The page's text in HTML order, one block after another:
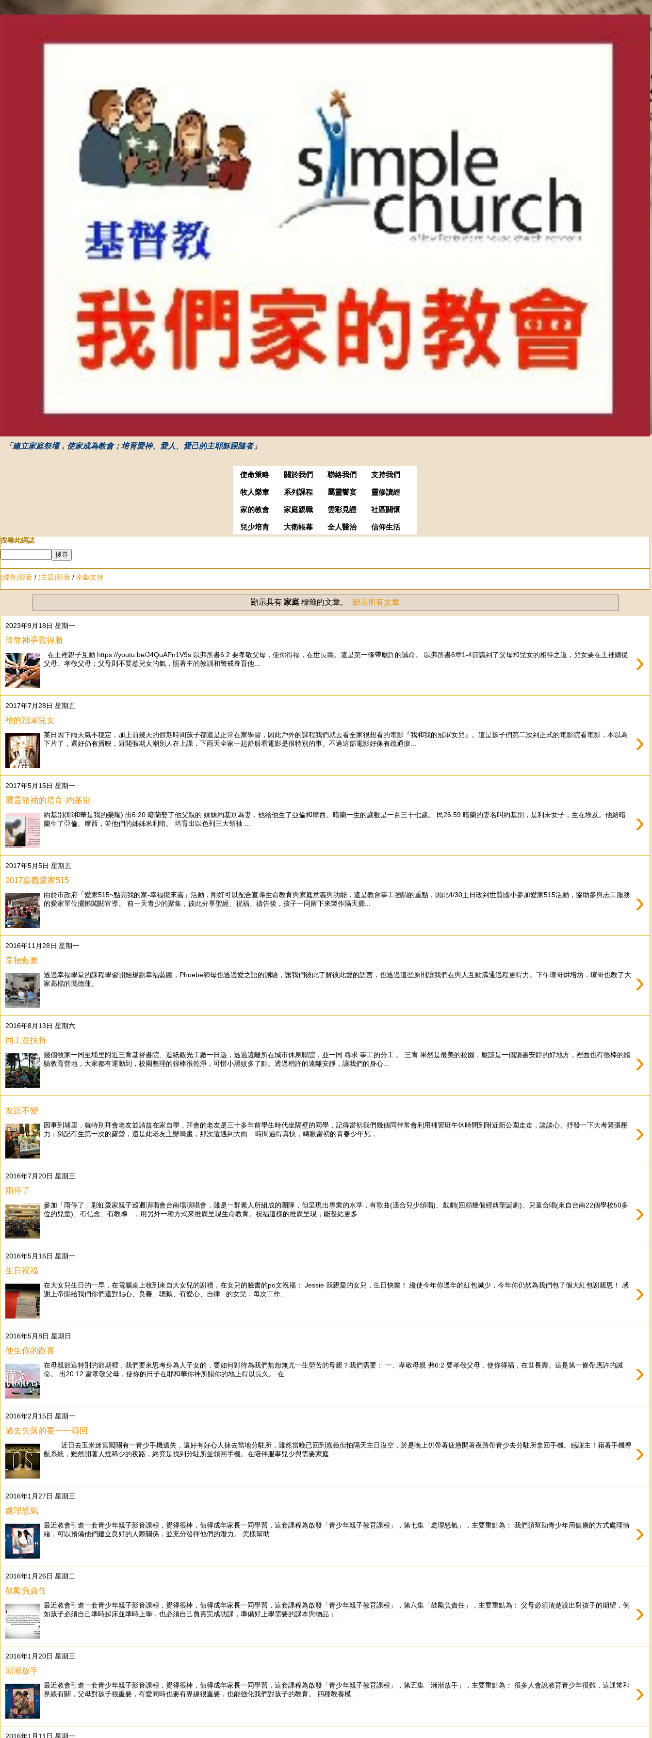
「建立家庭祭壇，使家成為教會；培育愛神、愛人、愛己的主耶穌跟隨者」
使命策略 關於我們 聯絡我們 支持我們
牧人樂章 系列課程 屬靈饗宴 靈修讀經
家的教會 家庭親職 雲彩見證 社區關懷
兒少培育 大衛帳幕 全人醫治
信仰生活
搜尋此網誌
(經卷)影音 / (主題)影音 / 奉獻支持
顯示具有 家庭標籤的文章。 顯示所有文章
2023年9月18日 星期一
倚靠神爭戰得勝
›
在主裡親子互動 https://youtu.be/J4QuAPn1V9s 以弗所書6:2 要孝敬父母，使你得福，在世長壽。這是第一條帶應許的誡命。 以弗所書6章1-4節講到了父母和兒女的相待之道，兒女要在主裡聽從
父母、孝敬父母；父母則不要惹兒女的氣，照著主的教訓和警戒養育他...
2017年7月28日 星期五
祂的冠軍兒女
›
某日因下雨天氣不穩定，加上前幾天的假期時間孩子都還是正常在家學習，因此戶外的課程我們就去看全家很想看的電影『我和我的冠軍女兒』。這是孩子們第二次到正式的電影院看電影，本以為
下片了，還好仍有播映，避開假期人潮別人在上課，下雨天全家一起舒服看電影是很特別的事。不過這部電影好像有疏通淚...
2017年5月15日 星期一
屬靈領袖的培育-約基別
›
約基別(耶和華是我的榮耀) 出6:20 暗蘭娶了他父親的 妹妹約基別為妻，他給他生了亞倫和摩西。暗蘭一生的歲數是一百三十七歲。 民26:59 暗蘭的妻名叫約基別，是利未女子，生在埃及。他給暗
蘭生了亞倫、摩西，並他們的姊姊米利暗。 培育出以色列三大領袖 ...
2017年5月5日 星期五
2017嘉義愛家515
›
由於市政府「愛家515~點亮我的家-幸福攏來嘉」活動，剛好可以配合宣導生命教育與家庭意義與功能，這是教會事工強調的重點，因此4/30主日改到世賢國小參加愛家515活動，協助參與志工服務
的愛家單位擺攤闖關宣導。 前一天青少的聚集，彼此分享聖經、祝福、禱告後，孩子一同留下來製作隔天擺...
2016年11月28日 星期一
幸福藍圖
›
透過幸福學堂的課程學習開始規劃幸福藍圖，Phoebe師母也透過愛之語的測驗，讓我們彼此了解彼此愛的語言，也透過這些原則讓我們在與人互動溝通過程更得力。下午瑄哥烘培坊，瑄哥也教了大
家高檔的瑪德蓮。
2016年8月13日 星期六
同工並扶持
›
幾個牧家一同至埔里附近三育基督書院、造紙觀光工廠一日遊，透過遠離所在城市休息聯誼，並一同 尋求 事工的分工 。 三育 果然是最美的校園，應該是一個讀書安靜的好地方，裡面也有很棒的體
驗教育營地，大家都有運動到，校園整理的很棒很乾淨，可惜小黑蚊多了點。透過稍許的遠離安靜，讓我們的身心...
友誼不變
›
因事到埔里，就特別拜會老友並請益在家自學，拜會的老友是三十多年前學生時代坐隔壁的同學，記得當初我們幾個同伴常會利用補習班午休時間到附近新公園走走，談談心、抒發一下大考緊張壓
力；猶記有生第一次的露營，還是此老友主辦籌畫，那次還遇到大雨... 時間過得真快，轉眼當初的青春少年兄，...
2016年7月20日 星期三
雨停了
›
參加「雨停了」彩虹愛家親子巡迴演唱會台南場演唱會，雖是一群素人所組成的團隊，但呈現出專業的水準，有歌曲(適合兒少頌唱)、戲劇(回顧幾個經典聖誕劇)、兒童合唱(來自台南22個學校50多
位的兒童)、有信念、有教導...，用另外一種方式來推廣呈現生命教育。祝福這樣的推廣呈現，能凝結更多...
2016年5月16日 星期一
生日祝福
›
在大女兒生日的一早，在電腦桌上收到來自大女兒的謝禮，在女兒的臉書的po文祝福： Jessie 我親愛的女兒，生日快樂！ 縱使今年你過年的紅包減少，今年你仍然為我們包了個大紅包謝親恩！ 感
謝上帝賜給我們你們這對貼心、良善、聰穎、有愛心、自律...的女兒，每次工作、...
2016年5月8日 星期日
使生你的歡喜
›
在母親節這特別的節期裡，我們要來思考身為人子女的，要如何對待為我們無怨無尤一生勞苦的母親？我們需要： 一、孝敬母親 弗6:2 要孝敬父母，使你得福，在世長壽。這是第一條帶應許的誡
命。 出20:12 當孝敬父母，使你的日子在耶和華你神所賜你的地上得以長久。 在...
2016年2月15日 星期一
過去失落的要一一尋回
›
近日去玉米迷宮闖關有一青少手機遺失，還好有好心人揀去當地分駐所，雖然當晚已回到嘉義但怕隔天主日沒空，於是晚上仍帶著疲憊開著夜路帶青少去分駐所拿回手機。感謝主！藉著手機導
航系統，雖然開著人煙稀少的夜路，終究是找到分駐所並領回手機。在陪伴服事兒少與需要家庭...
2016年1月27日 星期三
處理怒氣
›
最近教會引進一套青少年親子影音課程，覺得很棒，值得成年家長一同學習，這套課程為啟發「青少年親子教育課程」，第七集「處理怒氣」，主要重點為： 我們須幫助青少年用健康的方式處理情
緒，可以預備他們建立良好的人際關係，並充分發揮他們的潛力。 怎樣幫助...
2016年1月26日 星期二
鼓勵負責任
›
最近教會引進一套青少年親子影音課程，覺得很棒，值得成年家長一同學習，這套課程為啟發「青少年親子教育課程」，第六集「鼓勵負責任」，主要重點為： 父母必須清楚說出對孩子的期望，例
如孩子必須自己準時起床並準時上學，也必須自己負責完成功課，準備好上學需要的課本與物品；...
2016年1月20日 星期三
漸漸放手
›
最近教會引進一套青少年親子影音課程，覺得很棒，值得成年家長一同學習，這套課程為啟發「青少年親子教育課程」，第五集「漸漸放手」，主要重點為： 很多人會說教育青少年很難，這通常和
界線有關，父母對孩子很重要，有愛同時也要有界線很重要，也能強化我們對孩子的教育。 四種教養模...
2016年1月11日 星期一